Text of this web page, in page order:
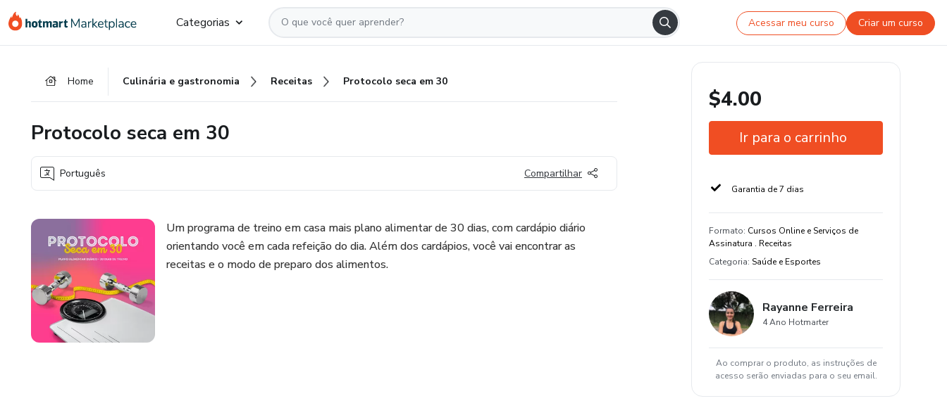
para
para
para
Categorias Acessar meu curso Criar um curso
Home Culinária e gastronomia Receitas Protocolo seca em 30
Protocolo seca em 30
Português Compartilhar
Um programa de treino em casa mais plano alimentar de 30 dias, com cardápio diário
orientando você em cada refeição do dia. Além dos cardápios, você vai encontrar as
receitas e o modo de preparo dos alimentos.
$4.00
Ir para o carrinho
Garantia de 7 dias
Formato: Cursos Online e Serviços de
Assinatura . Receitas
Categoria: Saúde e Esportes
Rayanne Ferreira
4 Ano Hotmarter
Ao comprar o produto, as instruções de
acesso serão enviadas para o seu email.